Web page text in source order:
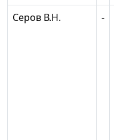
Серов В.Н.
-